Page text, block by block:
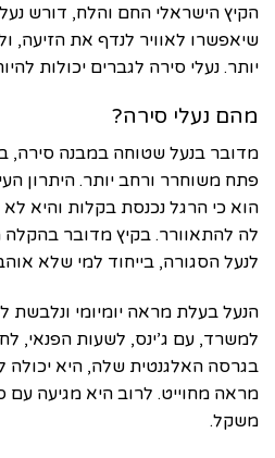
הקיץ הישראלי החם והלח, דורש
שיאפשרו לאוויר לנדף את הזיעה,
יותר. נעלי סירה לגברים יכולות
מהם נעלי סירה?
מדובר בנעל שטוחה במבנה סירה,
פתח משוחרר ורחב יותר. היתרון
הוא כי הרגל נכנסת בקלות והיא
לה להתאוורר. בקיץ מדובר בהקלה
לנעל הסגורה, בייחוד למי שלא
הנעל בעלת מראה יומיומי
למשרד, עם ג’ינס, לשעות הפנאי,
בגרסה האלגנטית שלה, היא
מראה מחוייט. לרוב היא מגיעה
משקל.